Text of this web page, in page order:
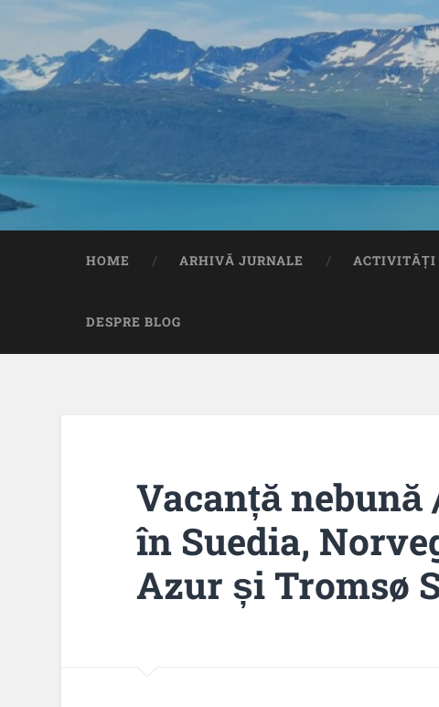
HOME ARHIVĂ JURNALE ACTIVITĂȚI
DESPRE BLOG
Vacanță nebună
în Suedia,
Azur și Tromsø